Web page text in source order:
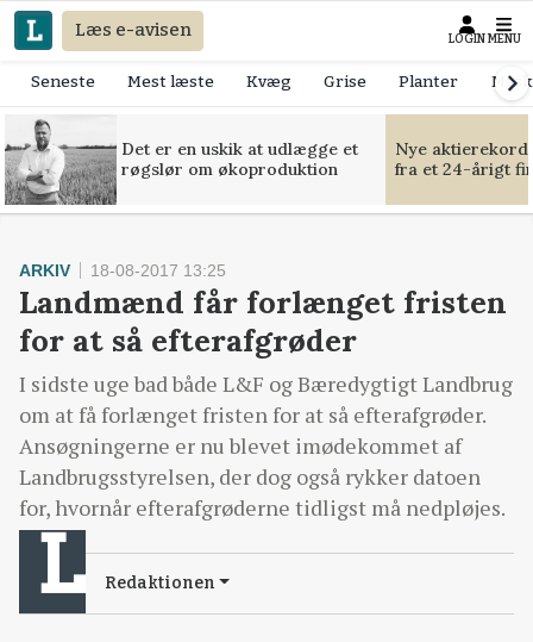
Læs e-avisen LOGIN MENU
Seneste Mest læste Kvæg Grise Planter
Det er en uskik at udlægge et
røgslør om økoproduktion
Nye
fra et 24-årigt
ARKIV 18-08-2017 13:25
Landmænd får forlænget fristen
for at så efterafgrøder
I sidste uge bad både L&F og Bæredygtigt Landbrug
om at få forlænget fristen for at så efterafgrøder.
Ansøgningerne er nu blevet imødekommet af
Landbrugsstyrelsen, der dog også rykker datoen
for, hvornår efterafgrøderne tidligst må nedpløjes.
Redaktionen